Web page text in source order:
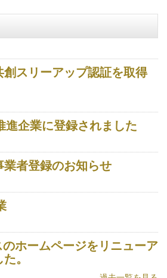
スリーアップ認証を取得
進企業に登録されました
者登録のお知らせ
ホームページをリニューア
。